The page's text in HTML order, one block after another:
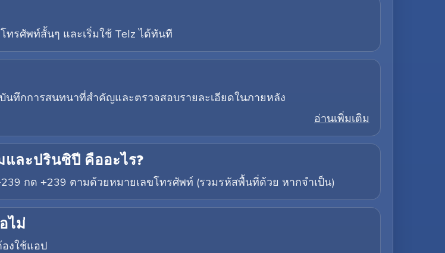
ทรศัพท์สั้นๆ และเริ่มใช้ Telz ได้ทันที
นทึกการสนทนาที่สำคัญและตรวจสอบรายละเอียดในภายหลัง
อ่านเพิ่มเติม
ละปรินซิปี คืออะไร?
กด +239 ตามด้วยหมายเลขโทรศัพท์ (รวมรหัสพื้นที่ด้วย หากจำเป็น)
ไม่
งใช้แอป